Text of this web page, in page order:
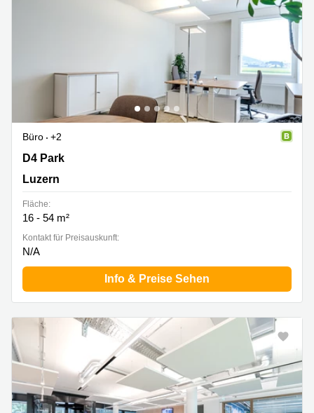
Büro
+2
D4 Park 10, Luzern
D4 Park
Luzern
Fläche:
16 - 54 m²
Kontakt für Preisauskunft:
N/A
Info & Preise Sehen